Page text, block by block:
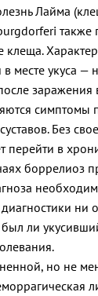
Лайма
также
клеща.
месте укуса —
заражения
Без
перейти в
боррелиоз
ни
был ли
но не